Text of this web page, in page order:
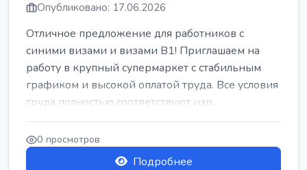
Опубликовано: 17.06.2026
Отличное предложение для работников с
синими визами и визами B1! Приглашаем на
работу в крупный супермаркет с стабильным
графиком и высокой оплатой труда. Все условия
труда полностью соответствуют изр...
0 просмотров
Подробнее